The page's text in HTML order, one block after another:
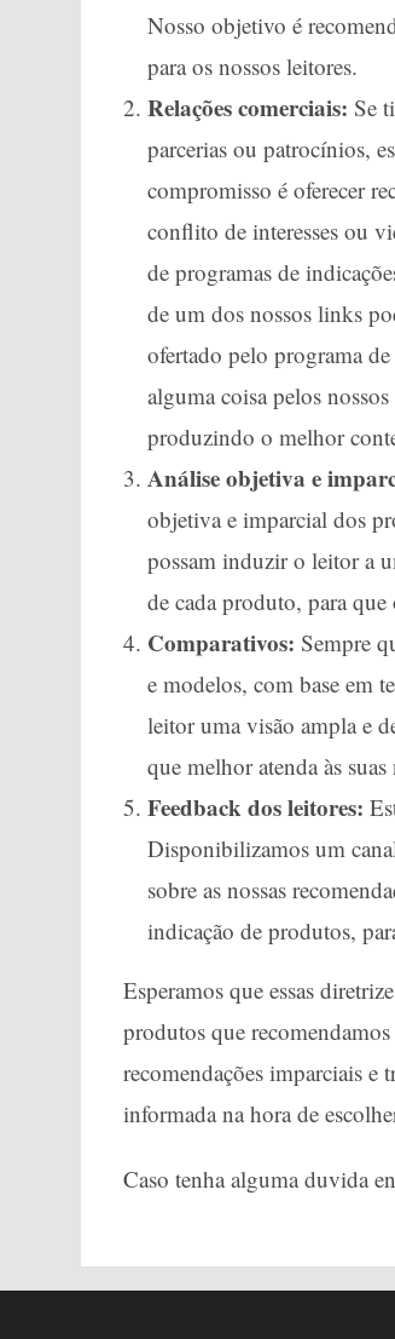
Nosso objetivo é
para os nossos leitores.
Relações comerciais: Se
parcerias ou patrocínios,
compromisso é oferecer
conflito de interesses ou
de programas de
de um dos nossos links
ofertado pelo programa
alguma coisa pelos
produzindo o melhor
Análise objetiva e
objetiva e imparcial dos
possam induzir o leitor a
de cada produto, para
Comparativos: Sempre
e modelos, com base em
leitor uma visão ampla e
que melhor atenda às suas
Feedback dos leitores:
Disponibilizamos um
sobre as nossas
indicação de produtos,
Esperamos que essas
produtos que
recomendações imparciais e
informada na hora de
Caso tenha alguma duvida